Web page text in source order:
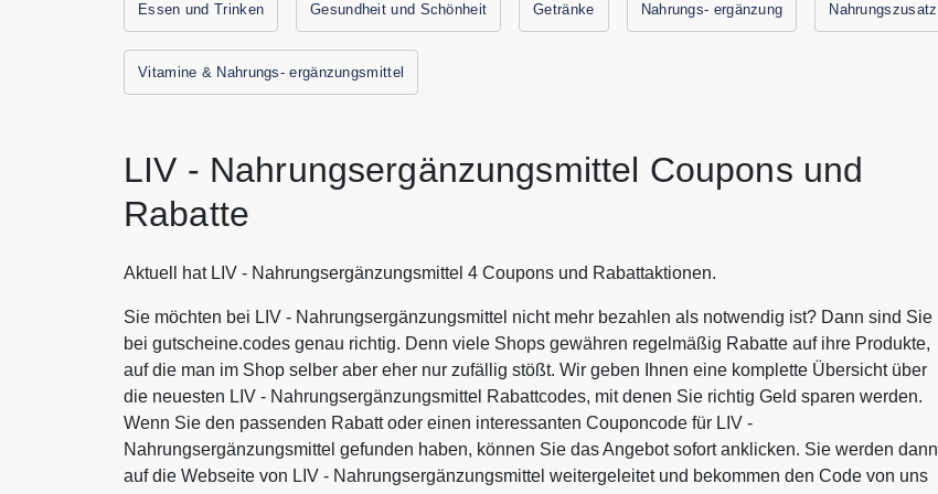
Essen und Trinken Gesundheit und Schönheit Getränke Nahrungs- ergänzung Nahrungszusatz
Vitamine & Nahrungs- ergänzungsmittel
LIV - Nahrungsergänzungsmittel Coupons und
Rabatte
Aktuell hat LIV - Nahrungsergänzungsmittel 4 Coupons und Rabattaktionen.
Sie möchten bei LIV - Nahrungsergänzungsmittel nicht mehr bezahlen als notwendig ist? Dann sind Sie
bei gutscheine.codes genau richtig. Denn viele Shops gewähren regelmäßig Rabatte auf ihre Produkte,
auf die man im Shop selber aber eher nur zufällig stößt. Wir geben Ihnen eine komplette Übersicht über
die neuesten LIV - Nahrungsergänzungsmittel Rabattcodes, mit denen Sie richtig Geld sparen werden.
Wenn Sie den passenden Rabatt oder einen interessanten Couponcode für LIV -
Nahrungsergänzungsmittel gefunden haben, können Sie das Angebot sofort anklicken. Sie werden dann
auf die Webseite von LIV - Nahrungsergänzungsmittel weitergeleitet und bekommen den Code von uns